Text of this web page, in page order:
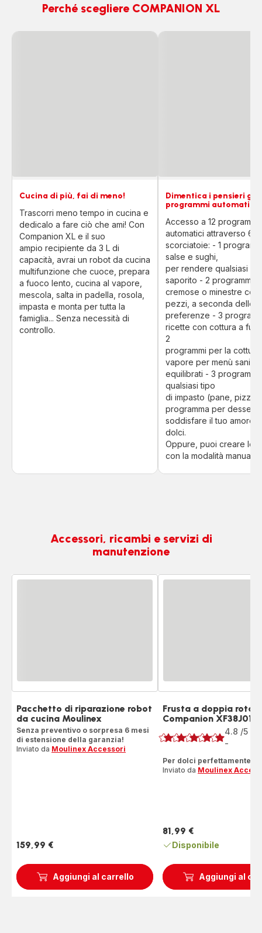
Perché scegliere COMPANION XL
Cucina di più, fai di meno!
Trascorri meno tempo in cucina e
dedicalo a fare ciò che ami! Con
Companion XL e il suo
ampio recipiente da 3 L di
capacità, avrai un robot da cucina
multifunzione che cuoce, prepara
a fuoco lento, cucina al vapore,
mescola, salta in padella, rosola,
impasta e monta per tutta la
famiglia... Senza necessità di
controllo.
Dimentica i pensieri
programmi automatici
Accesso a 12 programmi
automatici attraverso 6
scorciatoie: - 1
salse e sughi,
per rendere qualsiasi
saporito - 2 programmi
cremose o minestre con
pezzi, a seconda delle
preferenze - 3
ricette con cottura a
2
programmi per la cottura
vapore per menù sani
equilibrati - 3 programmi
qualsiasi tipo
di impasto (pane, pizza,
programma per dessert
soddisfare il tuo amore
dolci.
Oppure, puoi creare le
con la modalità manuale.
Accessori, ricambi e servizi di
manutenzione
Aggiungi al carrello
Pacchetto di riparazione robot
da cucina Moulinex
Senza preventivo o sorpresa 6 mesi
di estensione della garanzia!
Inviato da Moulinex Accessori
Prezzo
159,99 €
Aggiungi al
Frusta a doppia
Companion XF38J010
Voto
4.8 /5
-
Per dolci perfettamente
Inviato da Moulinex
Prezzo
81,99 €
Disponibile